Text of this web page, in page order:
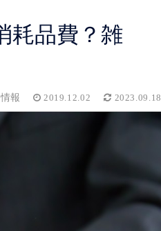
耗品費？雑
報 2019.12.02 2023.09.18